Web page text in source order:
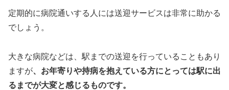
定期的に病院通いする人には送迎サービスは非常に助かる
でしょう。
大きな病院などは、駅までの送迎を行っていることもあり
ますが、お年寄りや持病を抱えている方にとっては駅に出
るまでが大変と感じるものです。